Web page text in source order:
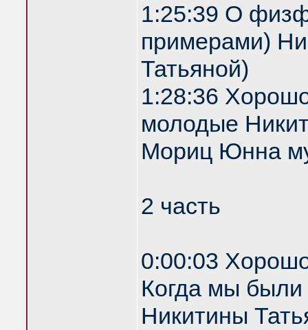
1:25:39 О
примерами)
Татьяной)
1:28:36
молодые
Мориц Юнна
2 часть
0:00:03
Когда мы
Никитины